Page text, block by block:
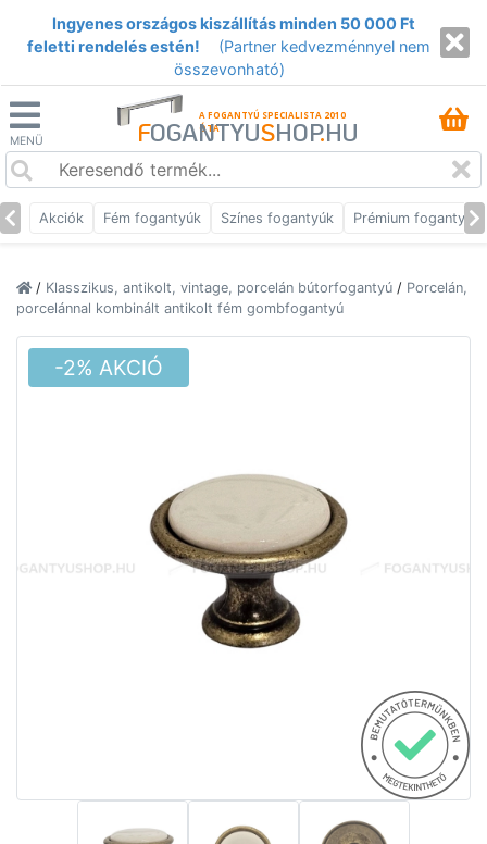
Ingyenes országos kiszállítás minden 50 000 Ft
feletti rendelés estén!
(Partner kedvezménnyel nem
összevonható)
MENÜ
A FOGANTYÚ SPECIALISTA 2010
ÓTA
FOGANTYUSHOP.HU
Akciók Fém fogantyúk Színes fogantyúk Prémium fogantyúk
/ Klasszikus, antikolt, vintage, porcelán bútorfogantyú / Porcelán,
porcelánnal kombinált antikolt fém gombfogantyú
-2% AKCIÓ